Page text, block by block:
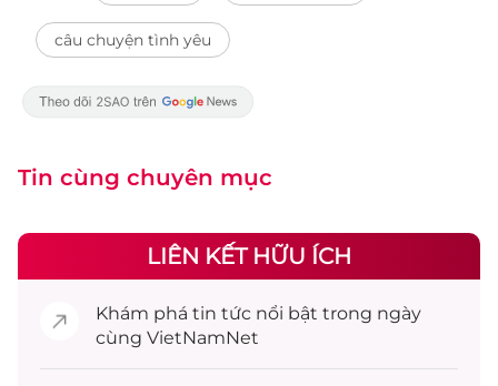
câu chuyện tình yêu
Tin cùng chuyên mục
LIÊN KẾT HỮU ÍCH
Khám phá tin tức nổi bật trong ngày
cùng VietNamNet